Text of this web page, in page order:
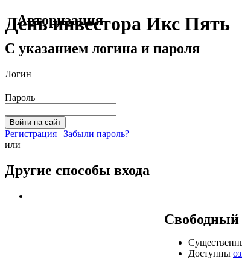
День инвестора Икс Пять
Авторизация
С указанием логина и пароля
Логин
Пароль
Регистрация | Забыли пароль?
или
Другие способы входа
Свободный
Доступны